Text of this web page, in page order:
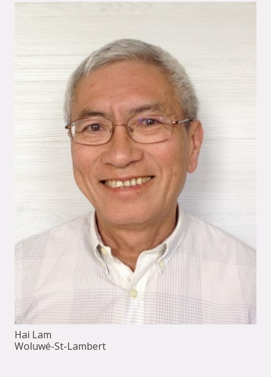
Hai Lam
Woluwé-St-Lambert